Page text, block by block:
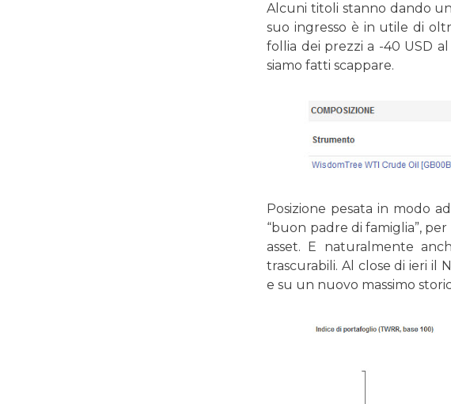
Alcuni titoli stanno dando
suo ingresso è in utile di
follia dei prezzi a -40 USD
siamo fatti scappare.
Posizione pesata in modo
“buon padre di famiglia”,
asset. E naturalmente
trascurabili. Al close di ieri il
e su un nuovo massimo